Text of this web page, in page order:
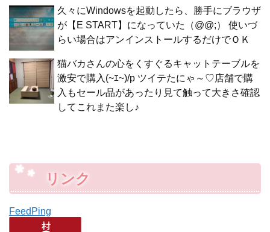
久々にWindowsを起動したら、勝手にブラウザ
が【E START】になっていた（@@;） 使いづ
らい場合はアンインストールするだけでＯＫ
猫バカさんの心をくすぐるキャットテーブルを
激安で購入(~ｴ~)/p ツイテたにゃ～♡店舗で購
入もセール品があったり見て触って大きさ確認
してこれまた楽し♪
リンク
FeedPing